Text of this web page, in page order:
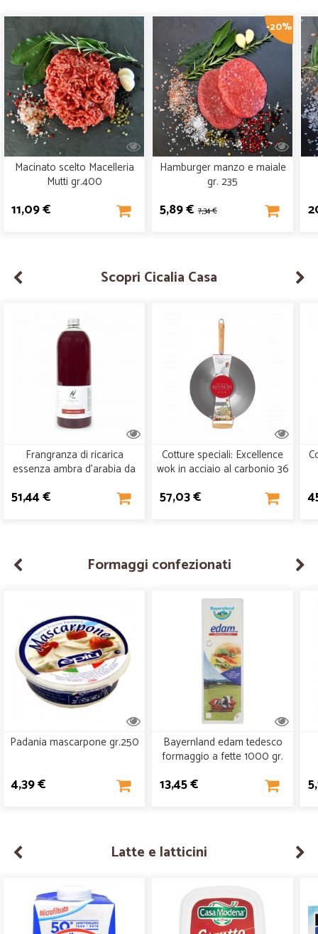
Macinato scelto Macelleria
Mutti gr.400
11,09 €
-20%
Hamburger manzo e maiale
gr. 235
5,89 € 7,34 €
Scopri Cicalia Casa
Frangranza di ricarica
essenza ambra d'arabia da
51,44 €
Cotture speciali: Excellence
wok in acciaio al carbonio 36
57,03 €
Formaggi confezionati
Padania mascarpone gr.250
4,39 €
Bayernland edam tedesco
formaggio a fette 1000 gr.
13,45 €
Latte e latticini